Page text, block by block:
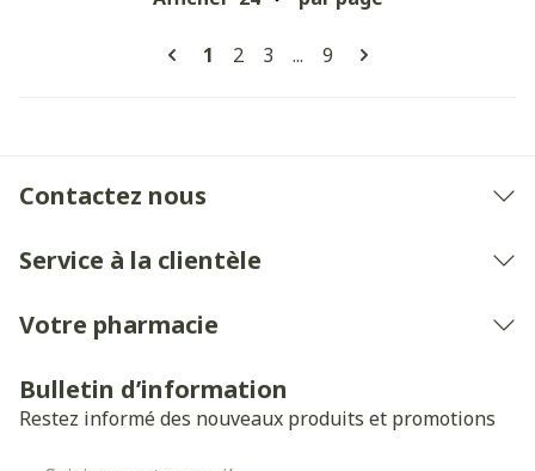
Pages
Vous lisez actuellement la page
1 Page
2 Page
3 ... Page
9
Contactez nous
Service à la clientèle
Votre pharmacie
Bulletin d’information
Restez informé des nouveaux produits et promotions